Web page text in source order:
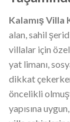
Kalamış Villa
alan, sahil
villalar için özel
yat limanı,
dikkat
öncelikli
yapısına